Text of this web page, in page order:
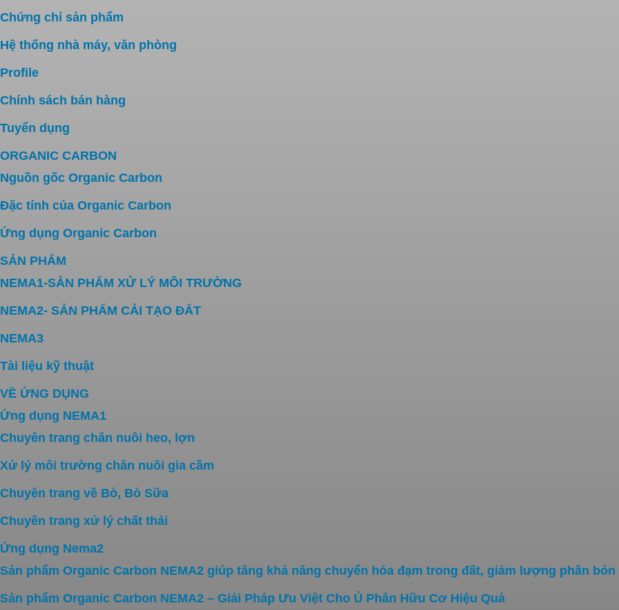
Chứng chỉ sản phẩm
Hệ thống nhà máy, văn phòng
Profile
Chính sách bán hàng
Tuyển dụng
ORGANIC CARBON
Nguồn gốc Organic Carbon
Đặc tính của Organic Carbon
Ứng dụng Organic Carbon
SẢN PHẨM
NEMA1-SẢN PHẨM XỬ LÝ MÔI TRƯỜNG
NEMA2- SẢN PHẨM CẢI TẠO ĐẤT
NEMA3
Tài liệu kỹ thuật
VỀ ỨNG DỤNG
Ứng dụng NEMA1
Chuyên trang chăn nuôi heo, lợn
Xử lý môi trường chăn nuôi gia cầm
Chuyên trang về Bò, Bò Sữa
Chuyên trang xử lý chất thải
Ứng dụng Nema2
Sản phẩm Organic Carbon NEMA2 giúp tăng khả năng chuyển hóa đạm trong đất, giảm lượng phân bón
Sản phẩm Organic Carbon NEMA2 – Giải Pháp Ưu Việt Cho Ủ Phân Hữu Cơ Hiệu Quả